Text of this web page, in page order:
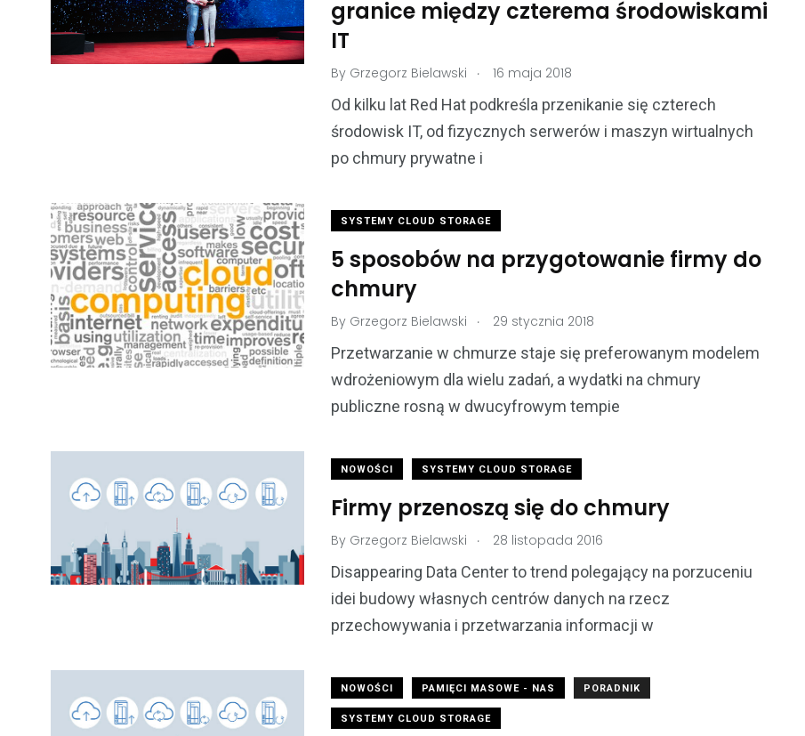
granice między czterema środowiskami
IT
By Grzegorz Bielawski . 16 maja 2018
Od kilku lat Red Hat podkreśla przenikanie się czterech
środowisk IT, od fizycznych serwerów i maszyn wirtualnych
po chmury prywatne i
SYSTEMY CLOUD STORAGE
5 sposobów na przygotowanie firmy do
chmury
By Grzegorz Bielawski . 29 stycznia 2018
Przetwarzanie w chmurze staje się preferowanym modelem
wdrożeniowym dla wielu zadań, a wydatki na chmury
publiczne rosną w dwucyfrowym tempie
NOWOŚCI SYSTEMY CLOUD STORAGE
Firmy przenoszą się do chmury
By Grzegorz Bielawski . 28 listopada 2016
Disappearing Data Center to trend polegający na porzuceniu
idei budowy własnych centrów danych na rzecz
przechowywania i przetwarzania informacji w
NOWOŚCI PAMIĘCI MASOWE - NAS PORADNIK
SYSTEMY CLOUD STORAGE